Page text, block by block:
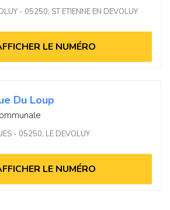
- 05250, ST ETIENNE EN DEVOLUY
LE NUMÉRO
Du Loup
- 05250, LE DEVOLUY
LE NUMÉRO